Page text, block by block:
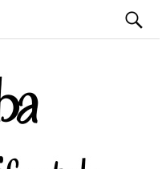
Szukaj: